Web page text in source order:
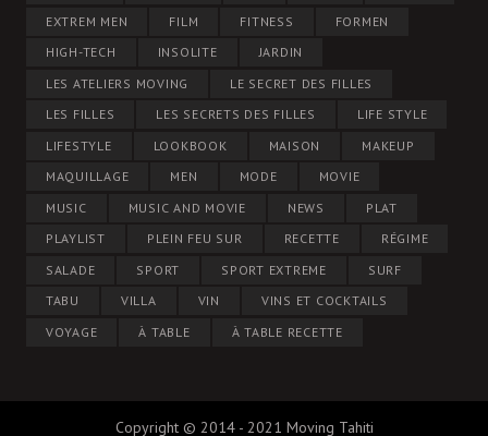
EXTREM MEN
FILM FITNESS
FORMEN
HIGH-TECH
INSOLITE
JARDIN
LES ATELIERS MOVING
LE SECRET DES FILLES
LES FILLES
LES SECRETS DES FILLES
LIFE STYLE
LIFESTYLE
LOOKBOOK MAISON
MAKEUP
MAQUILLAGE
MEN MODE
MOVIE
MUSIC
MUSIC AND MOVIE NEWS
PLAT
PLAYLIST
PLEIN FEU SUR RECETTE
RÉGIME
SALADE
SPORT SPORT EXTREME
SURF
TABU
VILLA VIN
VINS ET COCKTAILS
VOYAGE
À TABLE À TABLE RECETTE
Copyright © 2014 - 2021 Moving Tahiti